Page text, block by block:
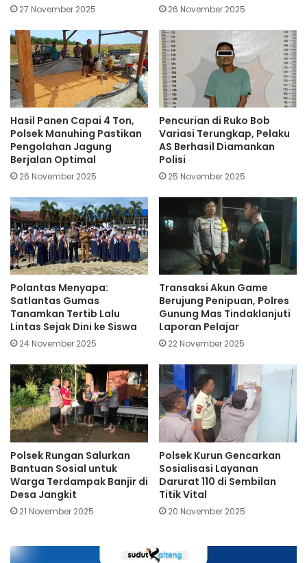
27 November 2025 26 November 2025
Hasil Panen Capai 4 Ton,
Polsek Manuhing Pastikan
Pengolahan Jagung
Berjalan Optimal
26 November 2025
Pencurian di Ruko Bob
Variasi Terungkap, Pelaku
AS Berhasil Diamankan
Polisi
25 November 2025
Polantas Menyapa:
Satlantas Gumas
Tanamkan Tertib Lalu
Lintas Sejak Dini ke Siswa
24 November 2025
Transaksi Akun Game
Berujung Penipuan, Polres
Gunung Mas Tindaklanjuti
Laporan Pelajar
22 November 2025
Polsek Rungan Salurkan
Bantuan Sosial untuk
Warga Terdampak Banjir di
Desa Jangkit
21 November 2025
Polsek Kurun Gencarkan
Sosialisasi Layanan
Darurat 110 di Sembilan
Titik Vital
20 November 2025